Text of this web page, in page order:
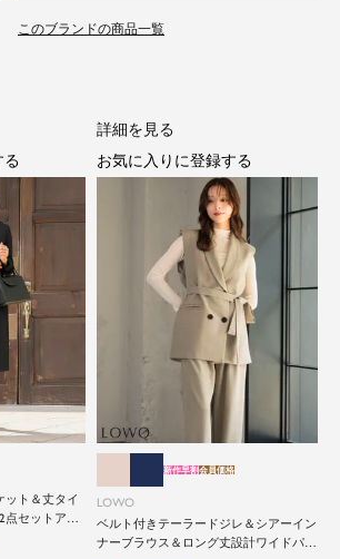
このブランドの商品一覧
ット＆丈タイ
点セットアッ
る
LOWO
ベルト付きテーラードジレ＆シアーイン
ナーブラウス＆ロング丈設計ワイドパン
新作早割会員価格
詳細を見る
お気に入りに登録する